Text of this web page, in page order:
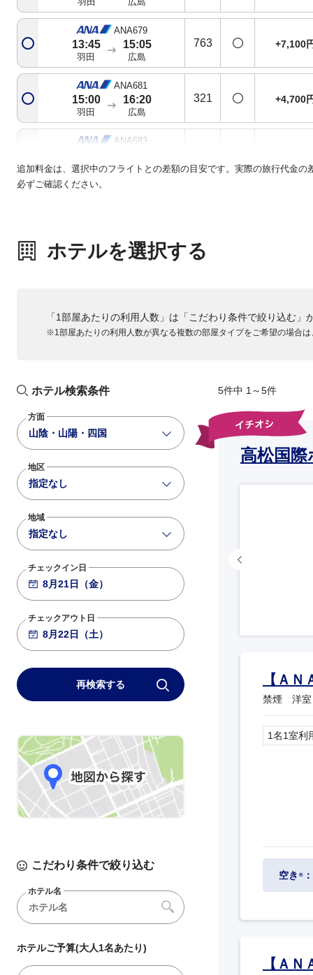
ANA679
13:45
羽田
15:05
広島
763 +7,100
ANA681
15:00
羽田
16:20
広島
321 +4,700
ANA683
羽田 広島
追加料金は、選択中のフライトとの差額の目安です。実際の旅行代金
必ずご確認ください。
ホテルを選択する
「1部屋あたりの利用人数」は「こだわり条件で絞り込む」
※1部屋あたりの利用人数が異なる複数の部屋タイプをご希望の場合
ホテル検索条件
方面
山陰・山陽・四国
地区
指定なし
地域
指定なし
チェックイン日
チェックアウト日
再検索する
こだわり条件で絞り込む
ホテル名
ホテルご予算(大人1名あたり)
5件中 1～5件
高松国
【Ａ
禁煙 洋室
1名1室利
空き ※
【Ａ